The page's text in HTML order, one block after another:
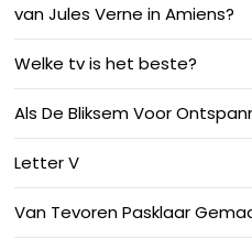
van Jules Verne in Amiens?
Welke tv is het beste?
Als De Bliksem Voor
Letter V
Van Tevoren Pasklaar